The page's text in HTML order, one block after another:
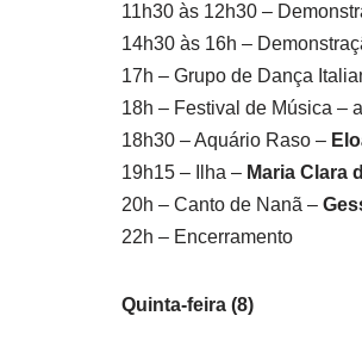
11h30 às 12h30 –
14h30 às 16h –
17h – Grupo de Dança
18h – Festival de Música –
18h30 – Aquário Raso –
19h15 – Ilha – Maria Clara
20h – Canto de Nanã –
22h – Encerramento
Quinta-feira (8)